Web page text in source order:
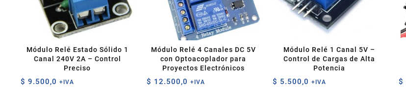
Módulo Relé Estado Sólido 1
Canal 240V 2A – Control
Preciso
$ 9.500,0 +IVA
Módulo Relé 4 Canales DC 5V
con Optoacoplador para
Proyectos Electrónicos
$ 12.500,0 +IVA
Módulo Relé 1 Canal 5V –
Control de Cargas de Alta
Potencia
$ 5.500,0 +IVA $